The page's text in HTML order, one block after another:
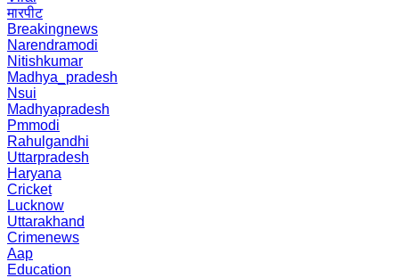
मारपीट
Breakingnews
Narendramodi
Nitishkumar
Madhya_pradesh
Nsui
Madhyapradesh
Pmmodi
Rahulgandhi
Uttarpradesh
Haryana
Cricket
Lucknow
Uttarakhand
Crimenews
Aap
Education